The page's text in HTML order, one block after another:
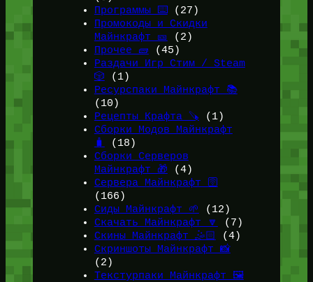
Программы ⌨️ (27)
Промокоды и Скидки
Майнкрафт 🎫
(2)
Прочее 🧱 (45)
Раздачи Игр Стим / Steam
🎲 (1)
Ресурспаки Майнкрафт 📚
(10)
Рецепты Крафта 🪚 (1)
Сборки Модов Майнкрафт
🧳
(18)
Сборки Серверов
Майнкрафт 🎁 (4)
Сервера Майнкрафт 🛜
(166)
Сиды Майнкрафт 🌱
(12)
Скачать Майнкрафт 🔽
(7)
Скины Майнкрафт 🤹🏻
(4)
Скриншоты Майнкрафт 📸
(2)
Текстурпаки Майнкрафт 🖼️